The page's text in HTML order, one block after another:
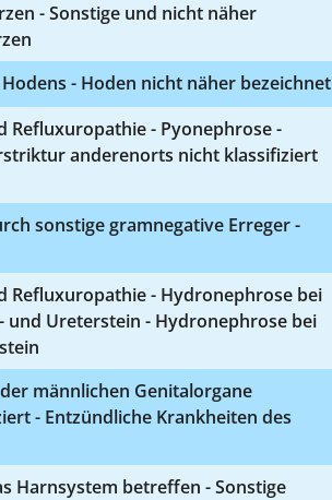
- Sonstige und nicht näher
- Hoden nicht näher bezeichnet
- Pyonephrose -
anderenorts nicht klassifiziert
sonstige gramnegative Erreger -
Refluxuropathie - Hydronephrose bei
Ureterstein - Hydronephrose bei
männlichen Genitalorgane
- Entzündliche Krankheiten des
Harnsystem betreffen - Sonstige